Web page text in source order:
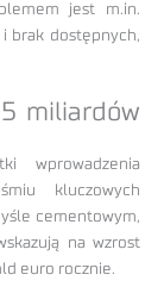
jest m.in.
brak dostępnych,
miliardów
wprowadzenia
kluczowych
cementowym,
na wzrost
euro rocznie.